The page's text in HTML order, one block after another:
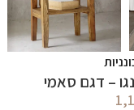
– דגם סאמי